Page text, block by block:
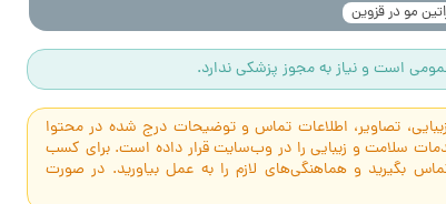
مو در قزوین
است و نیاز به مجوز پزشکی ندارد.
تصاویر، اطلاعات تماس و توضیحات درج شده در محتوا
سلامت و زیبایی را در وب‌سایت قرار داده است. برای کسب
بگیرید و هماهنگی‌های لازم را به عمل بیاورید. در صورت